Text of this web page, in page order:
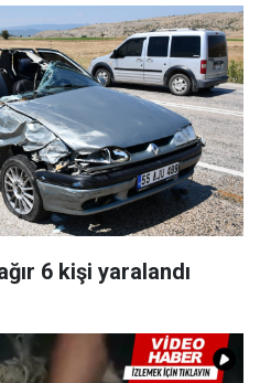
6 kişi yaralandı